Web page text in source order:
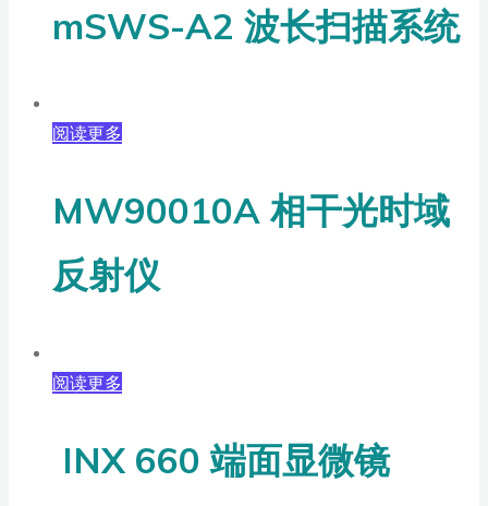
mSWS-A2 波长扫描系统
阅读更多
MW90010A 相干光时域
反射仪
阅读更多
INX 660 端面显微镜